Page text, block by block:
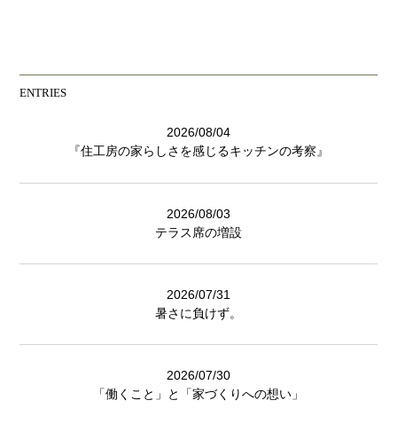
ENTRIES
2026/08/04
『住工房の家らしさを感じるキッチンの考察』
2026/08/03
テラス席の増設
2026/07/31
暑さに負けず。
2026/07/30
「働くこと」と「家づくりへの想い」